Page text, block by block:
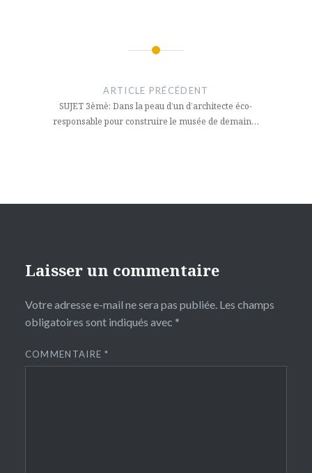
l’article
ARTICLE PRÉCÉDENT
SUJET 3èmè: Dans la peau d’un d’architecte éco-
responsable pour construire le musée de demain…
Laisser un commentaire
Votre adresse e-mail ne sera pas publiée. Les champs
obligatoires sont indiqués avec *
COMMENTAIRE*